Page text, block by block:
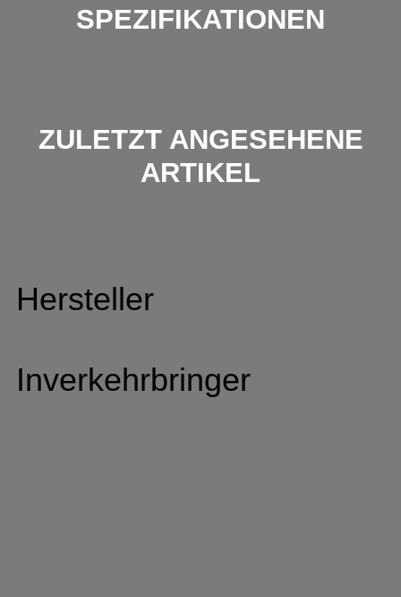
SPEZIFIKATIONEN
ZULETZT ANGESEHENE
ARTIKEL
Hersteller
Inverkehrbringer